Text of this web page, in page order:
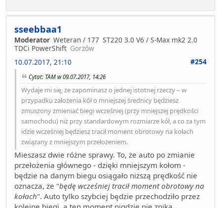
sseebbaa1
Moderator Weteran / 177 ST220 3.0 V6 / S-Max mk2 2.0
TDCi PowerShift Gorzów
10.07.2017, 21:10
#254
Cytat: TAM w 09.07.2017, 14:26
Wydaje mi się, że zapominasz o jednej istotnej rzeczy – w
przypadku założenia kół o mniejszej średnicy będziesz
zmuszony zmieniać biegi wcześniej (przy mniejszej prędkości
samochodu) niż przy standardowym rozmiarze kół, a co za tym
idzie wcześniej będziesz tracił moment obrotowy na kołach
związany z mniejszym przełożeniem.
Mieszasz dwie różne sprawy. To, że auto po zmianie
przełożenia głównego - dzięki mniejszym kołom -
będzie na danym biegu osiągało niższą prędkość nie
oznacza, że "będę wcześniej tracił moment obrotowy na
kołach". Auto tylko szybciej będzie przechodziło przez